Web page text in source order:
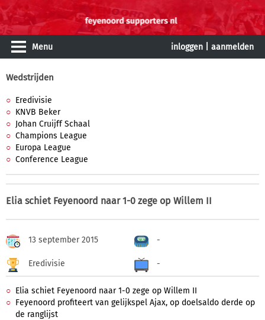
Menu inloggen aanmelden
Wedstrijden
Eredivisie
KNVB Beker
Johan Cruijff Schaal
Champions League
Europa League
Conference League
Elia schiet Feyenoord naar 1-0 zege op Willem II
13 september 2015 -
Eredivisie -
Elia schiet Feyenoord naar 1-0 zege op Willem II
Feyenoord profiteert van gelijkspel Ajax, op doelsaldo derde op
de ranglijst